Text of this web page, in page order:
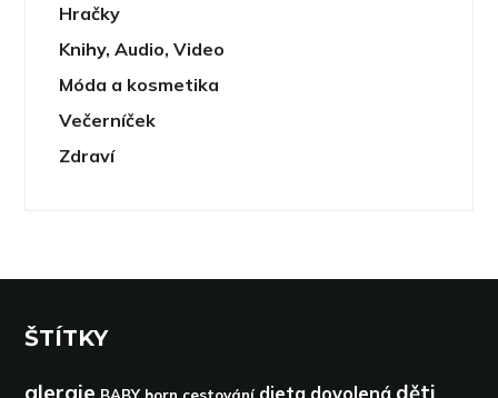
Hračky
Knihy, Audio, Video
Móda a kosmetika
Večerníček
Zdraví
ŠTÍTKY
alergie BABY born cestování dieta dovolená děti